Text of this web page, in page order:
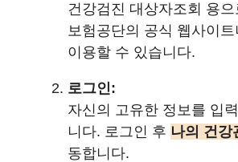
건강검진 대상자조회 용
보험공단의 공식 웹사이
이용할 수 있습니다.
로그인:
자신의 고유한 정보를 입
니다. 로그인 후 나의 건강
동합니다.